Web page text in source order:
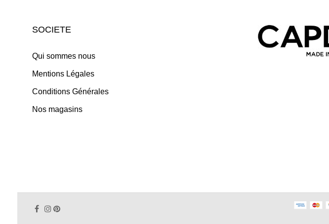
SOCIETE
Qui sommes nous
Mentions Légales
Conditions Générales
Nos magasins